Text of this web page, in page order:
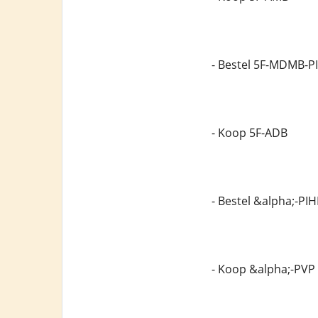
- Bestel 5F-MDMB-
- Koop 5F-ADB
- Bestel &alpha;-
- Koop &alpha;-PVP